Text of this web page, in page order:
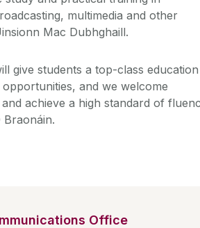
multimedia and other
Mac Dubhghaill.
give students a top-class
and we welcome
achieve a high standard of
Braonáin.
Office